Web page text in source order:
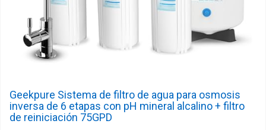
Geekpure Sistema de filtro de agua para osmosis
inversa de 6 etapas con pH mineral alcalino + filtro
de reiniciación 75GPD